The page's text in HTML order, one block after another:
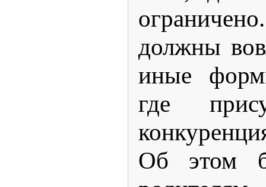
должны
иные
где
Об этом